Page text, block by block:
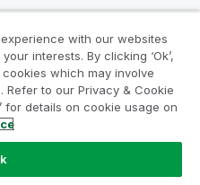
with our websites
interests. By clicking ‘Ok’,
which may involve
Refer to our Privacy & Cookie
for details on cookie usage on